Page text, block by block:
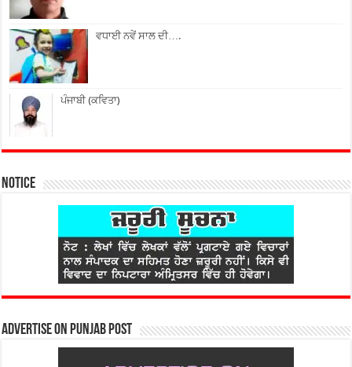
ਵਧਾਈ ਨਵੇਂ ਸਾਲ ਦੀ….
ਪੰਜਾਬੀ (ਕਵਿਤਾ)
Notice
Advertise on Punjab Post